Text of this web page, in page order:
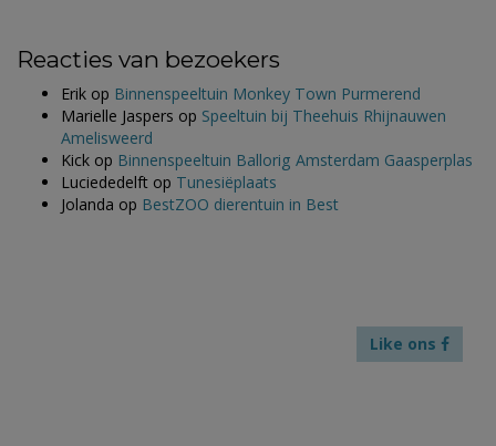
Reacties van bezoekers
Erik op Binnenspeeltuin Monkey Town Purmerend
Marielle Jaspers op Speeltuin bij Theehuis Rhijnauwen
Amelisweerd
Kick op Binnenspeeltuin Ballorig Amsterdam Gaasperplas
Luciededelft op Tunesiëplaats
Jolanda op BestZOO dierentuin in Best
Like ons